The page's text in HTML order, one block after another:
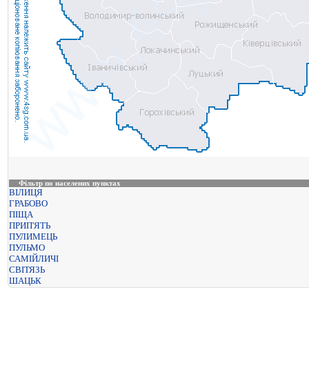
Фільтр по населених пунктах
ВІЛИЦЯ
ГРАБОВО
ПІЩА
ПРИП'ЯТЬ
ПУЛИМЕЦЬ
ПУЛЬМО
САМІЙЛИЧІ
СВІТЯЗЬ
ШАЦЬК